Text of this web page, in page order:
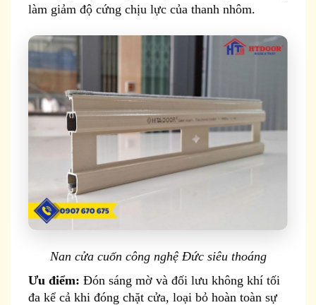
làm giảm độ cứng chịu lực của thanh nhôm.
Nan cửa cuốn công nghệ Đức siêu thoáng
Ưu điểm: Đón sáng mờ và đối lưu không khí tối
đa kể cả khi đóng chặt cửa, loại bỏ hoàn toàn sự